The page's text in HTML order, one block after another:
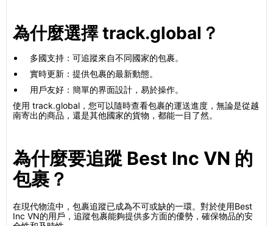
為什麼選擇 track.global？
多國支持：可追蹤來自不同國家的包裹。
實時更新：提供包裹的最新動態。
用戶友好：簡單的界面設計，易於操作。
使用 track.global，您可以隨時查看包裹的運送進度，無論是從越
南寄出的商品，還是其他國家的貨物，都能一目了然。
為什麼要追蹤 Best Inc VN 的
包裹？
在現代物流中，包裹追蹤已成為不可或缺的一環。對於使用Best
Inc VN的用戶，追蹤包裹能夠提供多方面的優勢，確保物品的安